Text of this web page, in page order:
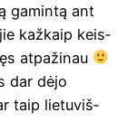
gamin­tą ant
kaž­kaip keis­
atpa­ži­nau
dar dėjo
taip lie­tu­viš­